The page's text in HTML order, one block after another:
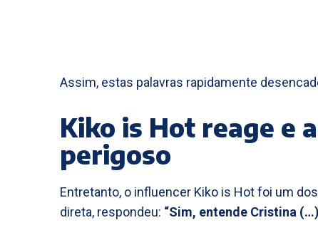
Assim, estas palavras rapidamente
Kiko is Hot reage e
perigoso
Entretanto, o influencer Kiko is Hot foi um
direta, respondeu: “Sim, entende Cristina